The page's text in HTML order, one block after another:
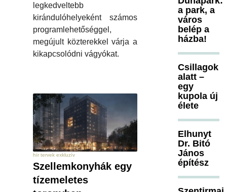
legkedveltebb
kirándulóhelyeként számos
programlehetőséggel,
megújult közterekkel várja a
kikapcsolódni vágyókat.
hír tervek exkluzív
Szellemkonyhák egy
tízemeletes
a park, a
város
belép a
házba!
Csillagok
alatt –
egy
kupola új
élete
Elhunyt
Dr. Bitó
János
építész